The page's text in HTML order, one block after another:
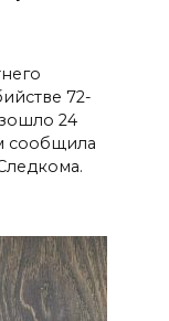
72-
24
сообщила